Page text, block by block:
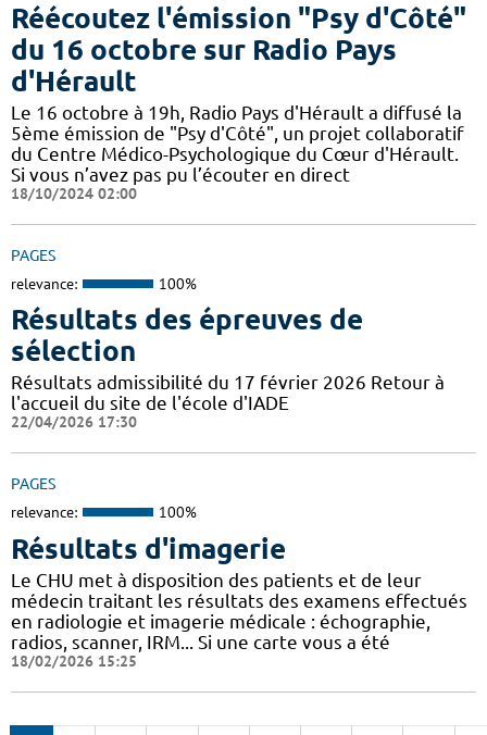
Réécoutez l'émission "Psy d'Côté"
du 16 octobre sur Radio Pays
d'Hérault
Le 16 octobre à 19h, Radio Pays d'Hérault a diffusé la
5ème émission de "Psy d'Côté", un projet collaboratif
du Centre Médico-Psychologique du Cœur d'Hérault.
Si vous n’avez pas pu l’écouter en direct
18/10/2024 02:00
PAGES
relevance: 100%
Résultats des épreuves de
sélection
Résultats admissibilité du 17 février 2026 Retour à
l'accueil du site de l'école d'IADE
22/04/2026 17:30
PAGES
relevance: 100%
Résultats d'imagerie
Le CHU met à disposition des patients et de leur
médecin traitant les résultats des examens effectués
en radiologie et imagerie médicale : échographie,
radios, scanner, IRM... Si une carte vous a été
18/02/2026 15:25